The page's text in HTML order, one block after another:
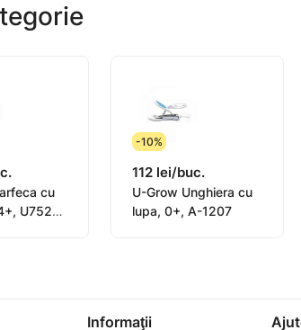
sunt posibile reacții alergice.
cu
U7522-
-10%
112 lei/buc.
U-Grow Unghiera cu
lupa, 0+, A-1207
Informaţii